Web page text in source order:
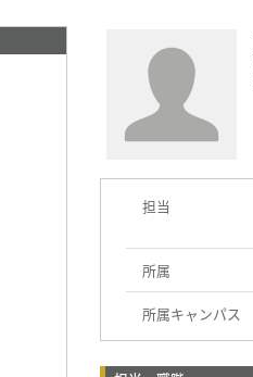
担当
所属
所属キャンパス